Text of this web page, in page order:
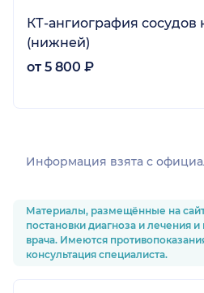
КТ-ангиография сосудов
(нижней)
от 5 800 ₽
Информация взята c
Материалы, размещённые на
постановки диагноза и лечения
врача. Имеются
консультация специалиста.